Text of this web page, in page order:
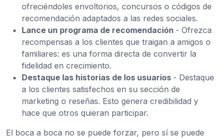
ofreciéndoles envoltorios, concursos o códigos de
recomendación adaptados a las redes sociales.
Lance un programa de recomendación - Ofrezca
recompensas a los clientes que traigan a amigos o
familiares: es una forma directa de convertir la
fidelidad en crecimiento.
Destaque las historias de los usuarios - Destaque
a los clientes satisfechos en su sección de
marketing o reseñas. Esto genera credibilidad y
hace que otros quieran participar.
El boca a boca no se puede forzar, pero sí se puede